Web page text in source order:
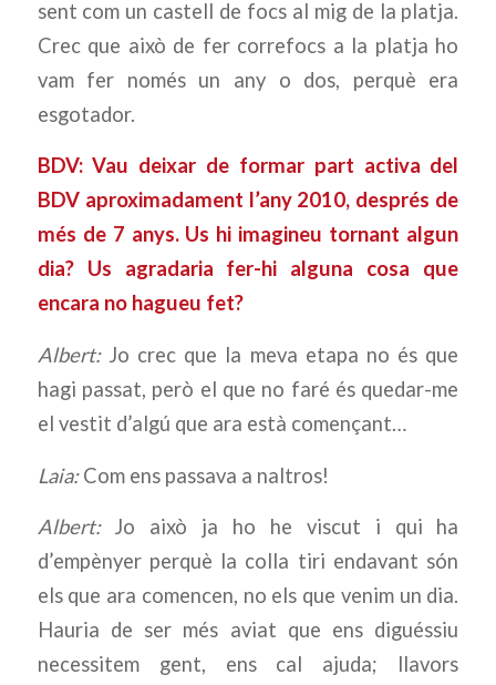
sent com un castell de focs al mig de la platja.
Crec que això de fer correfocs a la platja ho
vam fer només un any o dos, perquè era
esgotador.
BDV: Vau deixar de formar part activa del
BDV aproximadament l’any 2010, després de
més de 7 anys. Us hi imagineu tornant algun
dia? Us agradaria fer-hi alguna cosa que
encara no hagueu fet?
Albert:Jo crec que la meva etapa no és que
hagi passat, però el que no faré és quedar-me
el vestit d’algú que ara està començant…
Laia:Com ens passava a naltros!
Albert:Jo això ja ho he viscut i qui ha
d’empènyer perquè la colla tiri endavant són
els que ara comencen, no els que venim un dia.
Hauria de ser més aviat que ens diguéssiu
necessitem gent, ens cal ajuda; llavors